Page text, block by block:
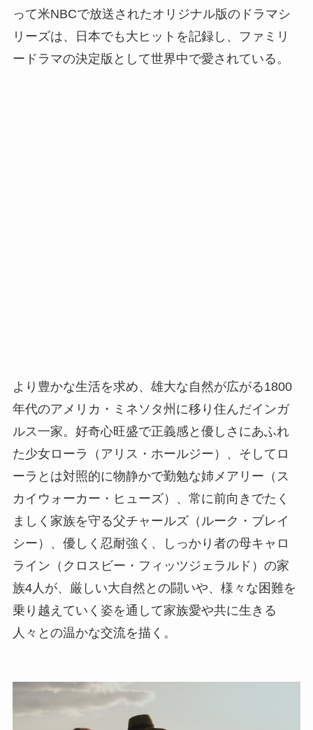
って米NBCで放送されたオリジナル版のドラマシ
リーズは、日本でも大ヒットを記録し、ファミリ
ードラマの決定版として世界中で愛されている。
より豊かな生活を求め、雄大な自然が広がる1800
年代のアメリカ・ミネソタ州に移り住んだインガ
ルス一家。好奇心旺盛で正義感と優しさにあふれ
た少女ローラ（アリス・ホールジー）、そしてロ
ーラとは対照的に物静かで勤勉な姉メアリー（ス
カイウォーカー・ヒューズ）、常に前向きでたく
ましく家族を守る父チャールズ（ルーク・ブレイ
シー）、優しく忍耐強く、しっかり者の母キャロ
ライン（クロスビー・フィッツジェラルド）の家
族4人が、厳しい大自然との闘いや、様々な困難を
乗り越えていく姿を通して家族愛や共に生きる
人々との温かな交流を描く。